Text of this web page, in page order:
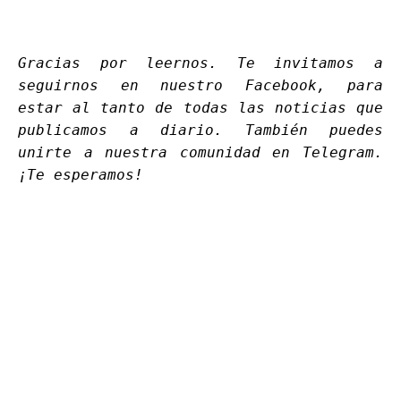
Gracias por leernos. Te invitamos a
seguirnos en nuestro Facebook , para
estar al tanto de todas las noticias que
publicamos a diario. También puedes
unirte a nuestra comunidad en Telegram.
¡Te esperamos!